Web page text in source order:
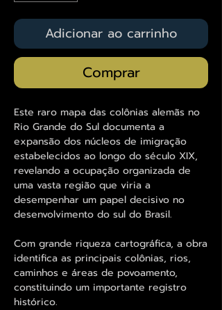
Adicionar ao carrinho
Comprar
Este raro mapa das colônias alemãs no
Rio Grande do Sul documenta a
expansão dos núcleos de imigração
estabelecidos ao longo do século XIX,
revelando a ocupação organizada de
uma vasta região que viria a
desempenhar um papel decisivo no
desenvolvimento do sul do Brasil.
Com grande riqueza cartográfica, a obra
identifica as principais colônias, rios,
caminhos e áreas de povoamento,
constituindo um importante registro
histórico.